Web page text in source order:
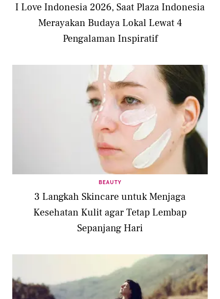
I Love Indonesia 2026, Saat Plaza Indonesia
Merayakan Budaya Lokal Lewat 4
Pengalaman Inspiratif
BEAUTY
3 Langkah Skincare untuk Menjaga
Kesehatan Kulit agar Tetap Lembap
Sepanjang Hari